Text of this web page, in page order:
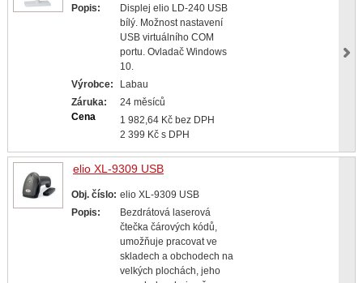
Popis:
Displej elio LD-240 USB
bílý. Možnost nastavení
USB virtuálního COM
portu. Ovladač Windows
10.
Výrobce:
Labau
Záruka:
24 měsíců
Cena
1 982,64 Kč bez DPH
2 399 Kč s DPH
elio XL-9309 USB
Obj. číslo: elio XL-9309 USB
Popis:
Bezdrátová laserová
čtečka čárových kódů,
umožňuje pracovat ve
skladech a obchodech na
velkých plochách, jeho